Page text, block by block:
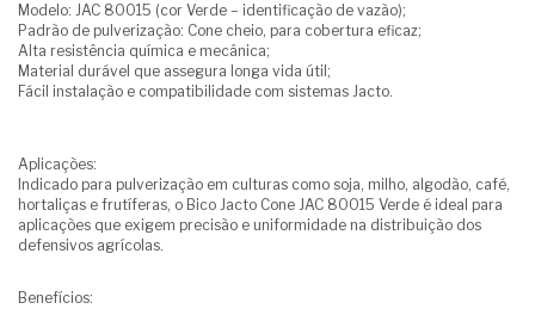
Modelo: JAC 80015 (cor Verde – identificação de vazão);
Padrão de pulverização: Cone cheio, para cobertura eficaz;
Alta resistência química e mecânica;
Material durável que assegura longa vida útil;
Fácil instalação e compatibilidade com sistemas Jacto.
Aplicações:
Indicado para pulverização em culturas como soja, milho, algodão, café,
hortaliças e frutíferas, o Bico Jacto Cone JAC 80015 Verde é ideal para
aplicações que exigem precisão e uniformidade na distribuição dos
defensivos agrícolas.
Benefícios: